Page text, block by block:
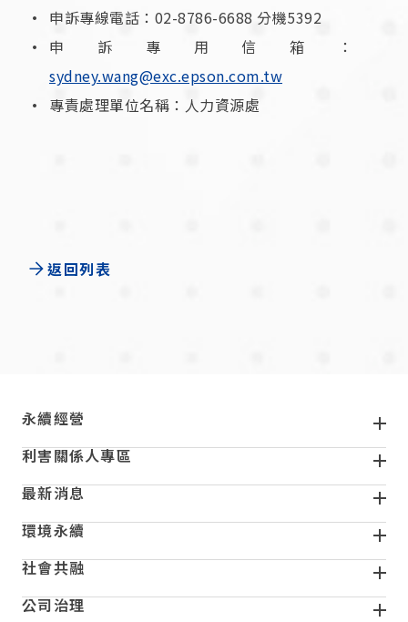
申訴專線電話：02-8786-6688 分機5392
申訴專用信箱：
sydney.wang@exc.epson.com.tw
專責處理單位名稱：人力資源處
返回列表
頁尾
永續經營
利害關係人專區
最新消息
環境永續
社會共融
公司治理